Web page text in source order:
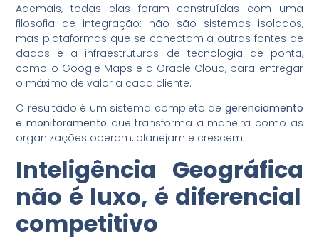
Ademais, todas elas foram construídas com uma
filosofia de integração: não são sistemas isolados,
mas plataformas que se conectam a outras fontes de
dados e a infraestruturas de tecnologia de ponta,
como o Google Maps e a Oracle Cloud, para entregar
o máximo de valor a cada cliente.
O resultado é um sistema completo de gerenciamento
e monitoramento que transforma a maneira como as
organizações operam, planejam e crescem.
Inteligência Geográfica
não é luxo, é diferencial
competitivo